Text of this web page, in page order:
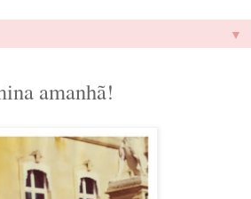
▼
amanhã!